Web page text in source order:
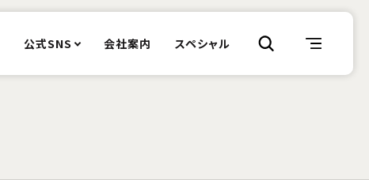
公式SNS 会社案内 スペシャル